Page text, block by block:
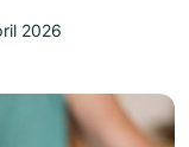
2026